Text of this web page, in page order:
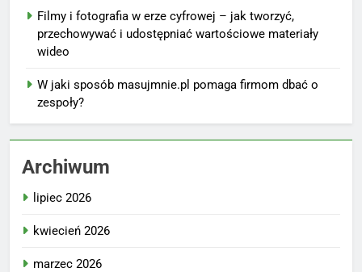
Filmy i fotografia w erze cyfrowej – jak tworzyć,
przechowywać i udostępniać wartościowe materiały
wideo
W jaki sposób masujmnie.pl pomaga firmom dbać o
zespoły?
Archiwum
lipiec 2026
kwiecień 2026
marzec 2026